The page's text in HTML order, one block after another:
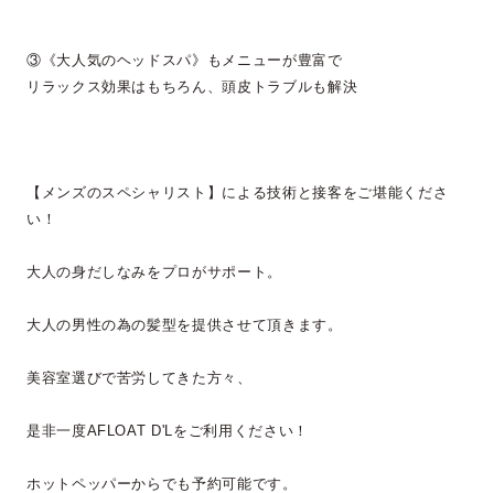
③《大人気のヘッドスパ》もメニューが豊富で
リラックス効果はもちろん、頭皮トラブルも解決
【メンズのスペシャリスト】による技術と接客をご堪能くださ
い！
大人の身だしなみをプロがサポート。
大人の男性の為の髪型を提供させて頂きます。
美容室選びで苦労してきた方々、
是非一度AFLOAT D'Lをご利用ください！
ホットペッパーからでも予約可能です。